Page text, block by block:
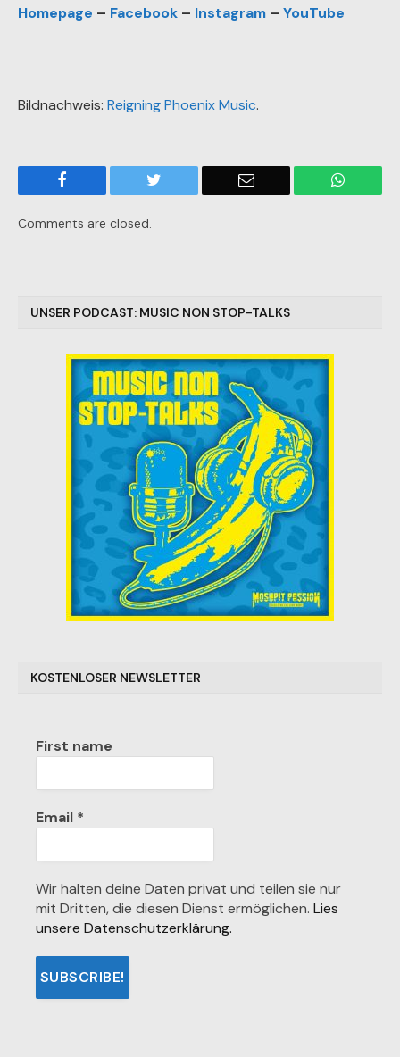
Homepage – Facebook – Instagram – YouTube
Bildnachweis: Reigning Phoenix Music.
Email
Comments are closed.
UNSER PODCAST: MUSIC NON STOP-TALKS
KOSTENLOSER NEWSLETTER
First name
Email *
Wir halten deine Daten privat und teilen sie nur
mit Dritten, die diesen Dienst ermöglichen. Lies
unsere Datenschutzerklärung.